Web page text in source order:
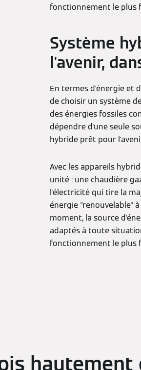
fonctionnement le plus
Système
l'avenir,
En termes d'énergie et
de choisir un système
des énergies fossiles
dépendre d'une seule
hybride prêt pour
Avec les appareils
unité : une chaudière
l'électricité qui tire la
énergie "renouvelable"
moment, la source
adaptés à toute
fonctionnement le plus
hautement